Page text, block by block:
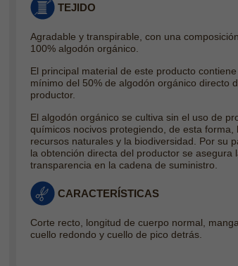
TEJIDO
Agradable y transpirable, con una
100% algodón orgánico.
El principal material de este producto contiene
mínimo del 50% de algodón orgánico directo
productor.
El algodón orgánico se cultiva sin el uso de
químicos nocivos protegiendo, de esta forma,
recursos naturales y la biodiversidad. Por su
la obtención directa del productor se asegura
transparencia en la cadena de suministro.
CARACTERÍSTICAS
Corte recto, longitud de cuerpo normal,
cuello redondo y cuello de pico detrás.